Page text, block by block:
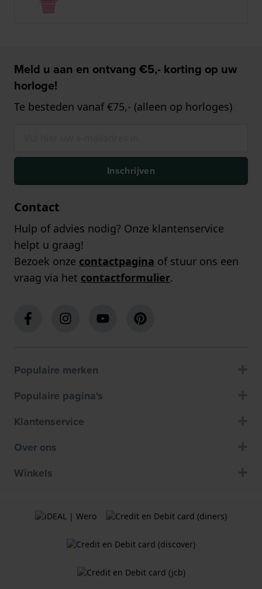
Meld u aan en ontvang €5,- korting op uw
horloge!
Te besteden vanaf €75,- (alleen op horloges)
Inschrijven
Contact
Hulp of advies nodig? Onze klantenservice
helpt u graag!
Bezoek onze contactpagina of stuur ons een
vraag via het contactformulier.
Populaire merken
Populaire pagina's
Klantenservice
Over ons
Winkels